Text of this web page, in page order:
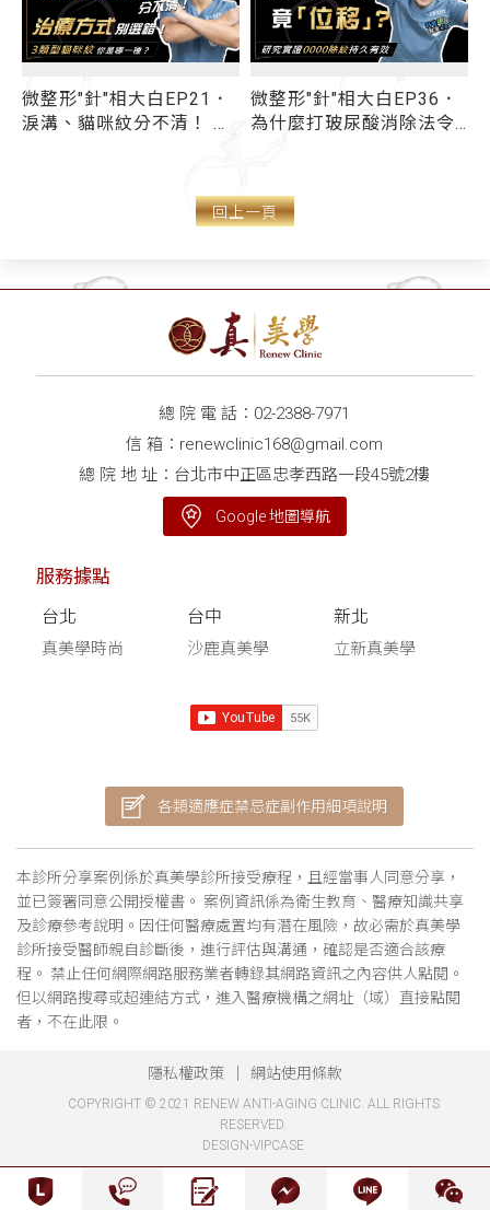
微整形"針"相大白EP21．
淚溝、貓咪紋分不清！ 兩
類型印地安紋 治療方式大
微整形"針"相大白EP36．
為什麼打玻尿酸消除法令
研究有效改善法令紋「新
解法」
回上一頁
總 院 電 話： 02-2388-7971
信 箱： renewclinic168@gmail.com
總 院 地 址：台北市中正區忠孝西路一段45號2樓
Google 地圖導航
服務據點
台北
真美學時尚
台中
沙鹿真美學
新北
立新真美學
各類適應症禁忌症副作用細項說明
本診所分享案例係於真美學診所接受療程，且經當事人同意分享，
並已簽署同意公開授權書。 案例資訊係為衛生教育、醫療知識共享
及診療參考說明。因任何醫療處置均有潛在風險，故必需於真美學
診所接受醫師親自診斷後，進行評估與溝通，確認是否適合該療
程。 禁止任何網際網路服務業者轉錄其網路資訊之內容供人點閱。
但以網路搜尋或超連結方式，進入醫療機構之網址（域）直接點閱
者，不在此限。
隱私權政策 網站使用條款
COPYRIGHT © 2021 RENEW ANTI-AGING CLINIC. ALL RIGHTS
RESERVED.
DESIGN-VIPCASE